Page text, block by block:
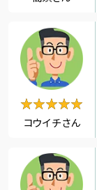
★★★★★
★★★★★
コウイチさん